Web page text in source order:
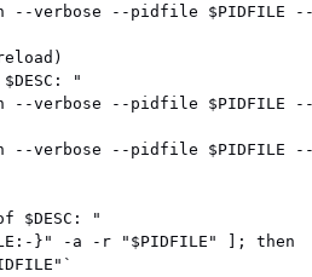
--verbose --pidfile $PIDFILE
"
--verbose --pidfile $PIDFILE
--verbose --pidfile $PIDFILE --
$DESC: "
}" -a -r "$PIDFILE" ]; then